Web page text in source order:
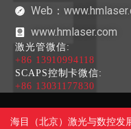
Web：
www.hmlaser.com
激光管微信:
+86 13910994118
SCAPS控制卡微信:
+86 13031177830
海目（北京）激光与数控发